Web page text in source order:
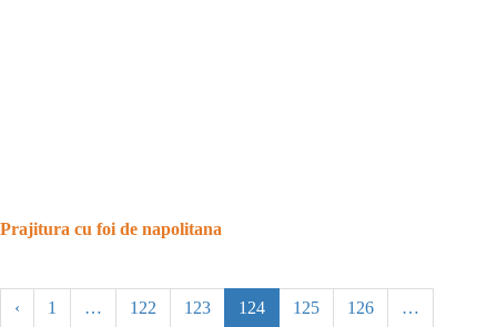
Prajitura cu foi de napolitana
‹ 1 … 122 123 124 125 126 …